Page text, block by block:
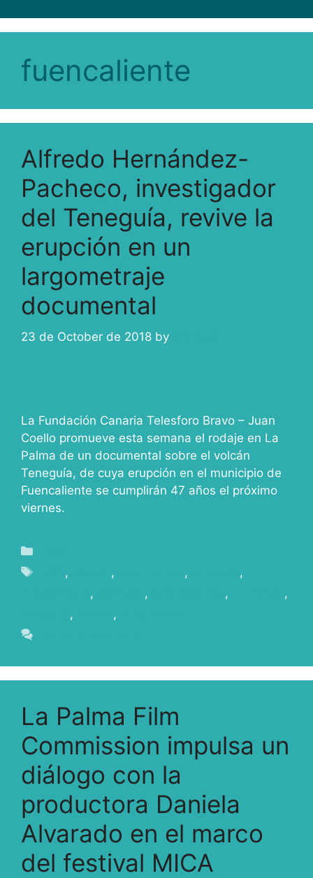
fuencaliente
Alfredo Hernández-
Pacheco, investigador
del Teneguía, revive la
erupción en un
largometraje
documental
23 de October de 2018 by
La Fundación Canaria Telesforo Bravo – Juan
Coello promueve esta semana el rodaje en La
Palma de un documental sobre el volcán
Teneguía, de cuya erupción en el municipio de
Fuencaliente se cumplirán 47 años el próximo
viernes.
, , ,
,
, , ,
,
, ,
La Palma Film
Commission impulsa un
diálogo con la
productora Daniela
Alvarado en el marco
del festival MICA